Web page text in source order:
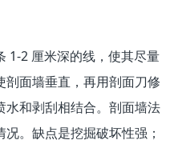
1-2 厘米深的线，使其尽量
面墙垂直，再用剖面刀修
和剥刮相结合。剖面墙法
。缺点是挖掘破坏性强；